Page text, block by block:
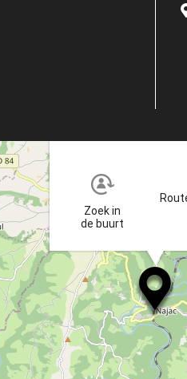
Zoek in
de buurt